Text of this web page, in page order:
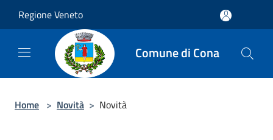
Regione Veneto
Comune di Cona
Home > Novità > Novità